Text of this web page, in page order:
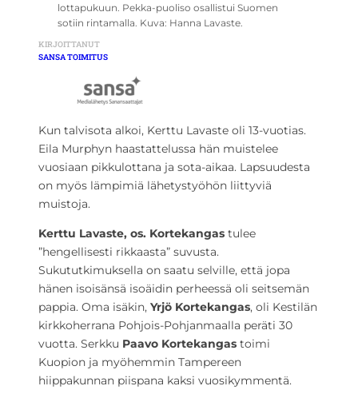
lottapukuun. Pekka-puoliso osallistui Suomen
sotiin rintamalla. Kuva: Hanna Lavaste.
KIRJOITTANUT
SANSA TOIMITUS
Kun talvisota alkoi, Kerttu Lavaste oli 13-vuotias.
Eila Murphyn haastattelussa hän muistelee
vuosiaan pikkulottana ja sota-aikaa. Lapsuudesta
on myös lämpimiä lähetystyöhön liittyviä
muistoja.
Kerttu Lavaste, os. Kortekangas tulee
”hengellisesti rikkaasta” suvusta.
Sukututkimuksella on saatu selville, että jopa
hänen isoisänsä isoäidin perheessä oli seitsemän
pappia. Oma isäkin, Yrjö Kortekangas, oli Kestilän
kirkkoherrana Pohjois-Pohjanmaalla peräti 30
vuotta. Serkku Paavo Kortekangas toimi
Kuopion ja myöhemmin Tampereen
hiippakunnan piispana kaksi vuosikymmentä.